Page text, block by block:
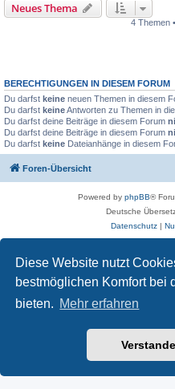
Diese Website nutzt
bestmöglichen Komfort bei
bieten. Mehr erfahren
Neues Thema
4 Themen
BERECHTIGUNGEN IN DIESEM FORUM
Du darfst keine neuen Themen in diesem
Du darfst keineAntworten zu Themen in
Du darfst deine Beiträge in diesem Forum
Du darfst deine Beiträge in diesem Forum
Du darfst keine Dateianhänge in diesem
Foren-Übersicht
Powered by phpBB®
Deutsche
Datenschutz|